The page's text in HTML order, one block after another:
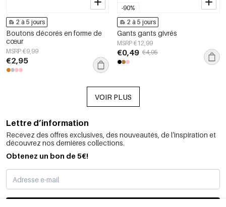
2 à 5 jours
Boutons décorés en forme de
cœur
MSRP €9,99
€2,95
-90%
2 à 5 jours
Gants gants givrés
MSRP €12,99
€0,49 €4,95
VOIR PLUS
Lettre d’information
Recevez des offres exclusives, des nouveautés, de l’inspiration et
découvrez nos dernières collections.
Obtenez un bon de 5€!